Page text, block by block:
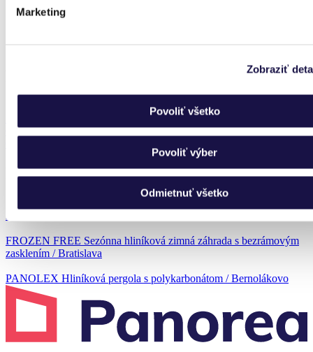
Marketing
Zobraziť
Povoliť všetko
Povoliť výber
Odmietnuť všetko
PANOLEX Hliníková pergola s polykarbonátom
Od 2 972,42 €
Predchádzajúce realizácie
FROZEN FREE Sezónna hliníková zimná záhrada s bezrámovým
zasklením / Bratislava
PANOLEX Hliníková pergola s polykarbonátom / Bernolákovo